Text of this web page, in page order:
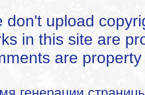
don't upload
in this site are
are